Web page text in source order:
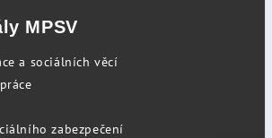
MPSV
a sociálních věcí
zabezpečení